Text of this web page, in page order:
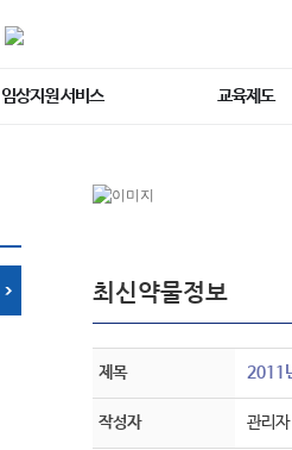
임상지원 서비스 교육제도
최신약물정보
제목 2011
작성자 관리자